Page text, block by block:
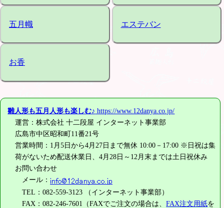
五月幟 エステバン
お香
雛人形も五月人形も楽しむ♪ https://www.12danya.co.jp/
運営：株式会社 十二段屋 インターネット事業部
広島市中区昭和町11番21号
営業時間：1月5日から4月27日まで無休 10:00－17:00 ※日祝は集
荷がないため配送休業日、4月28日～12月末までは土日祝休み
お問い合わせ
メール：
TEL：082-559-3123 （インターネット事業部）
FAX：082-246-7601（FAXでご注文の場合は、FAX注文用紙を